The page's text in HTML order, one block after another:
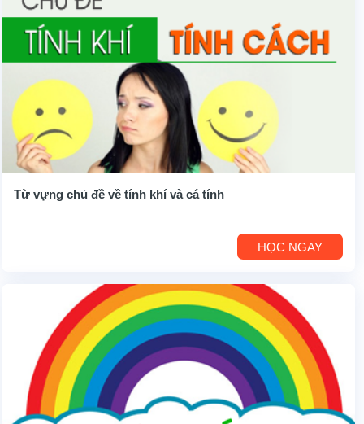
Từ vựng chủ đề về tính khí và cá tính
HỌC NGAY